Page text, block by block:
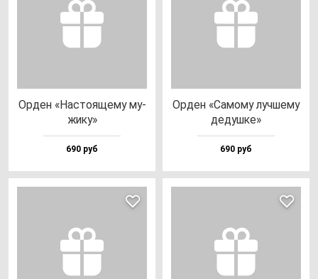
Орден «Нас­то­яще­му му­
жи­ку»
690 руб
Орден «Само­му луч­ше­му
де­душ­ке»
690 руб